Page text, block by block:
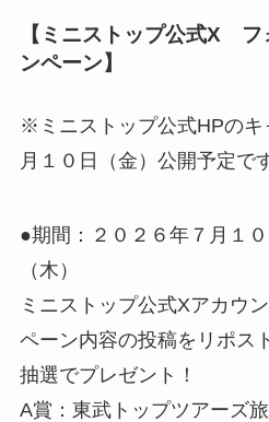
【ミニストップ公式X フ
ンペーン】
※ミニストップ公式HPのキ
月１０日（金）公開予定で
●期間：２０２６年７月１
（木）
ミニストップ公式Xアカウ
ペーン内容の投稿をリポス
抽選でプレゼント！
A賞：東武トップツアーズ